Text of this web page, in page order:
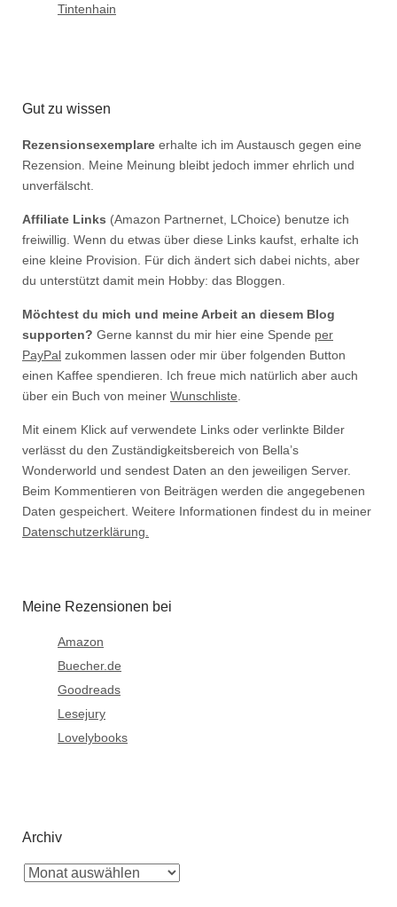
Tintenhain
Gut zu wissen
Rezensionsexemplare erhalte ich im Austausch gegen eine
Rezension. Meine Meinung bleibt jedoch immer ehrlich und
unverfälscht.
Affiliate Links (Amazon Partnernet, LChoice) benutze ich
freiwillig. Wenn du etwas über diese Links kaufst, erhalte ich
eine kleine Provision. Für dich ändert sich dabei nichts, aber
du unterstützt damit mein Hobby: das Bloggen.
Möchtest du mich und meine Arbeit an diesem Blog
supporten? Gerne kannst du mir hier eine Spende per
PayPal zukommen lassen oder mir über folgenden Button
einen Kaffee spendieren. Ich freue mich natürlich aber auch
über ein Buch von meiner Wunschliste
Mit einem Klick auf verwendete Links oder verlinkte Bilder
verlässt du den Zuständigkeitsbereich von Bella’s
Wonderworld und sendest Daten an den jeweiligen Server.
Beim Kommentieren von Beiträgen werden die angegebenen
Daten gespeichert. Weitere Informationen findest du in meiner
Datenschutzerklärung.
Meine Rezensionen bei
Amazon
Buecher.de
Goodreads
Lesejury
Lovelybooks
Archiv